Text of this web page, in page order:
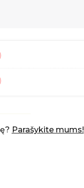
Parašykite mums!